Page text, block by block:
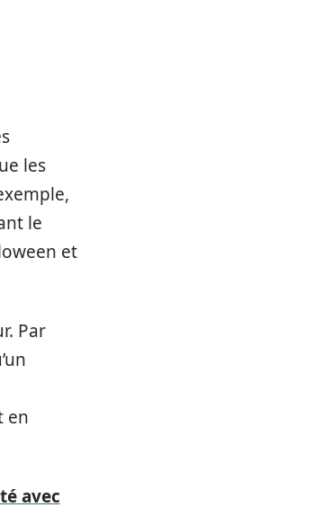
les
le
et
Par
en
avec